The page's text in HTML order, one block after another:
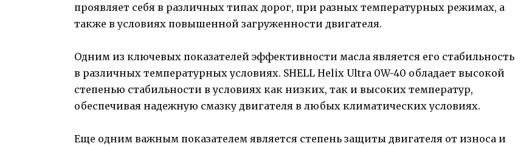
проявляет себя в различных типах дорог, при разных температурных режимах, а
также в условиях повышенной загруженности двигателя.
Одним из ключевых показателей эффективности масла является его стабильность
в различных температурных условиях. SHELL Helix Ultra 0W-40 обладает высокой
степенью стабильности в условиях как низких, так и высоких температур,
обеспечивая надежную смазку двигателя в любых климатических условиях.
Еще одним важным показателем является степень защиты двигателя от износа и